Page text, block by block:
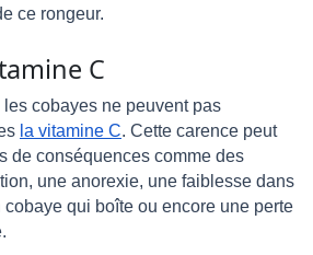
ce rongeur.
C
cobayes ne peuvent pas
la vitamine C. Cette carence peut
de conséquences comme des
une anorexie, une faiblesse dans
cobaye qui boîte ou encore une perte